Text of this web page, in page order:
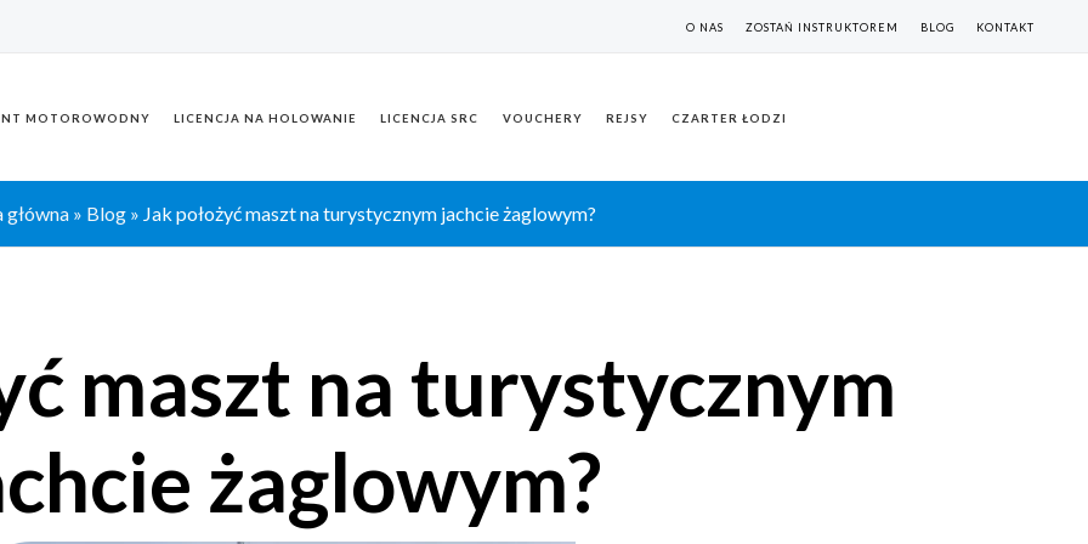
O NAS ZOSTAŃ INSTRUKTOREM BLOG KONTAKT
MOTOROWODNY LICENCJA NA HOLOWANIE LICENCJA SRC VOUCHERY REJSY CZARTER ŁODZI
główna» Blog» Jak położyć maszt na turystycznym jachcie żaglowym?
maszt na turystycznym
żaglowym?